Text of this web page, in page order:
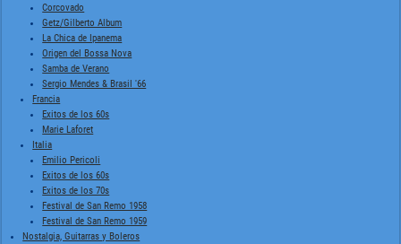
Corcovado
Getz/Gilberto Album
La Chica de Ipanema
Origen del Bossa Nova
Samba de Verano
Sergio Mendes & Brasil '66
Francia
Exitos de los 60s
Marie Laforet
Italia
Emilio Pericoli
Exitos de los 60s
Exitos de los 70s
Festival de San Remo 1958
Festival de San Remo 1959
Nostalgia, Guitarras y Boleros